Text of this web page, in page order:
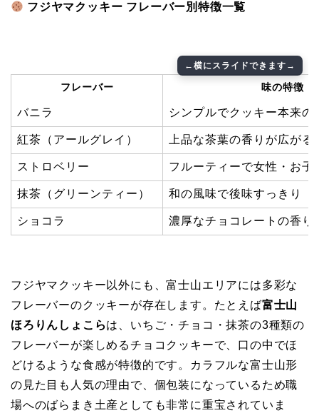
フジヤマクッキー フレーバー別特徴一覧
フレーバー 味の特徴
バニラ シンプルでクッキー本来の
紅茶（アールグレイ） 上品な茶葉の香りが広がる
ストロベリー フルーティーで女性・お子
抹茶（グリーンティー） 和の風味で後味すっきり
ショコラ 濃厚なチョコレートの香り
フジヤマクッキー以外にも、富士山エリアには多彩な
フレーバーのクッキーが存在します。たとえば富士山
ほろりんしょこらは、いちご・チョコ・抹茶の3種類の
フレーバーが楽しめるチョコクッキーで、口の中でほ
どけるような食感が特徴的です。カラフルな富士山形
の見た目も人気の理由で、個包装になっているため職
場へのばらまき土産としても非常に重宝されていま